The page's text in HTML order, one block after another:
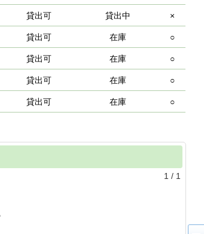
貸出可 貸出中 ×
貸出可 在庫 ○
貸出可 在庫 ○
貸出可 在庫 ○
貸出可 在庫 ○
1 / 1